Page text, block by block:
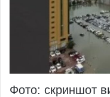
Фото: скриншот